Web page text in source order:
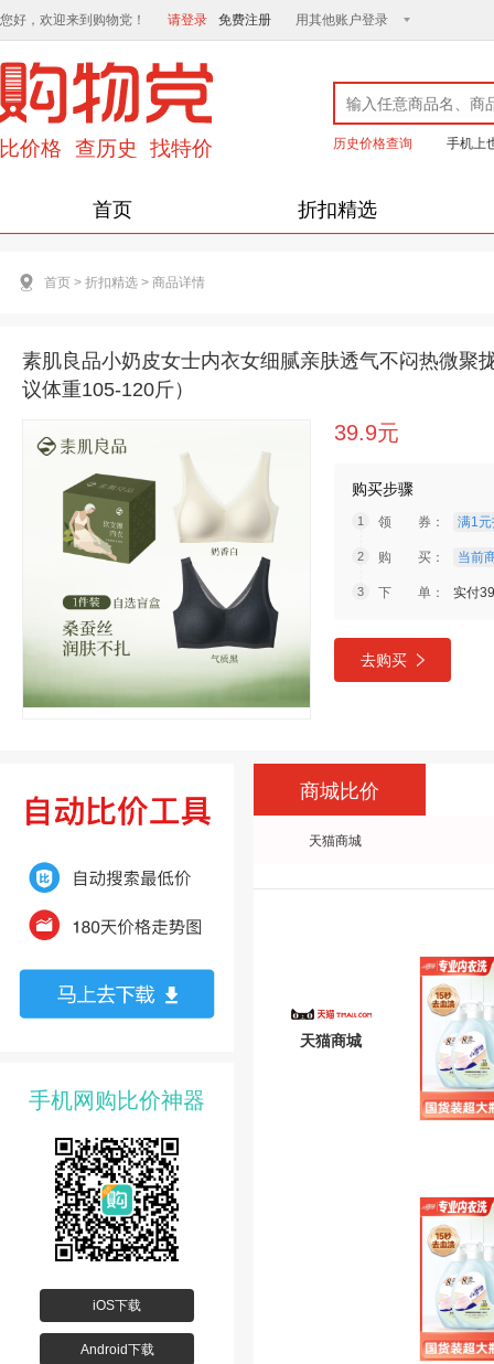
您好，欢迎来到购物党！ 请登录 免费注册 用其他账户登录
历史价格查询 手机上
首页 折扣精选
首页 > 折扣精选 > 商品详情
素肌良品小奶皮女士内衣女细腻亲肤透气不闷热微聚
议体重105-120斤）
39.9元
购买步骤
领 券： 满1
购 买： 当前
下 单： 实付
去购买
手机网购比价神器
iOS下载
Android下载
商城比价
天猫商城
天猫商城